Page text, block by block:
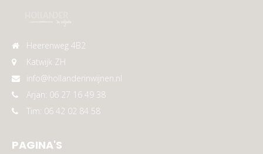
Heerenweg 4B2
Katwijk ZH
info@hollanderinwijnen.nl
Arjan: 06 27 16 49 38
Tim: 06 42 02 84 58
PAGINA'S